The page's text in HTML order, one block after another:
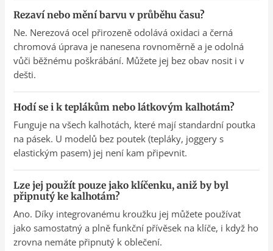
Rezaví nebo mění barvu v průběhu času?
Ne. Nerezová ocel přirozeně odolává oxidaci a černá
chromová úprava je nanesena rovnoměrně a je odolná
vůči běžnému poškrábání. Můžete jej bez obav nosit i v
dešti.
Hodí se i k teplákům nebo látkovým kalhotám?
Funguje na všech kalhotách, které mají standardní poutka
na pásek. U modelů bez poutek (tepláky, joggery s
elastickým pasem) jej není kam připevnit.
Lze jej použít pouze jako klíčenku, aniž by byl
připnutý ke kalhotám?
Ano. Díky integrovanému kroužku jej můžete používat
jako samostatný a plně funkční přívěsek na klíče, i když ho
zrovna nemáte připnutý k oblečení.